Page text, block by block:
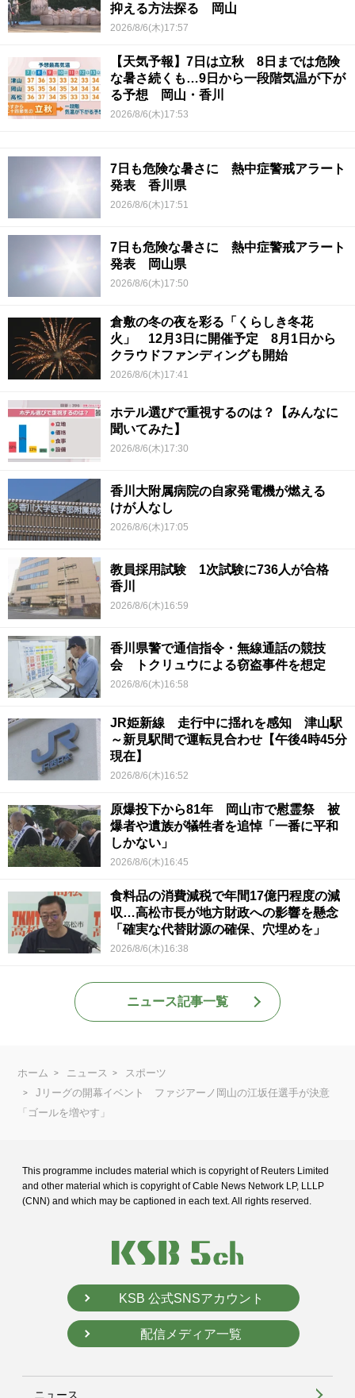
抑える方法探る 岡山
2026/8/6(木)17:57
【天気予報】7日は立秋 8日までは危険
な暑さ続くも…9日から一段階気温が下が
る予想 岡山・香川
2026/8/6(木)17:53
7日も危険な暑さに 熱中症警戒アラート
発表 香川県
2026/8/6(木)17:51
7日も危険な暑さに 熱中症警戒アラート
発表 岡山県
2026/8/6(木)17:50
倉敷の冬の夜を彩る「くらしき冬花
火」 12月3日に開催予定 8月1日から
クラウドファンディングも開始
2026/8/6(木)17:41
ホテル選びで重視するのは？【みんなに
聞いてみた】
2026/8/6(木)17:30
香川大附属病院の自家発電機が燃える
けが人なし
2026/8/6(木)17:05
教員採用試験 1次試験に736人が合格
香川
2026/8/6(木)16:59
香川県警で通信指令・無線通話の競技
会 トクリュウによる窃盗事件を想定
2026/8/6(木)16:58
JR姫新線 走行中に揺れを感知 津山駅
～新見駅間で運転見合わせ【午後4時45分
現在】
2026/8/6(木)16:52
原爆投下から81年 岡山市で慰霊祭 被
爆者や遺族が犠牲者を追悼「一番に平和
しかない」
2026/8/6(木)16:45
食料品の消費減税で年間17億円程度の減
収…高松市長が地方財政への影響を懸念
「確実な代替財源の確保、穴埋めを」
2026/8/6(木)16:38
ニュース記事一覧
ホーム ニュース
スポーツ
Jリーグの開幕イベント ファジアーノ岡山の江坂任選手が決意
「ゴールを増やす」
This programme includes material which is copyright of Reuters Limited
and other material which is copyright of Cable News Network LP, LLLP
(CNN) and which may be captioned in each text. All rights reserved.
KSB 公式SNSアカウント
配信メディア一覧
ニュース